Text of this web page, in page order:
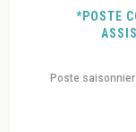
*POSTE
Poste